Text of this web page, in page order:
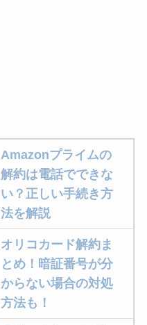
Amazonプライムの
解約は電話でできな
い？正しい手続き方
法を解説
オリコカード解約ま
とめ！暗証番号が分
からない場合の対処
方法も！